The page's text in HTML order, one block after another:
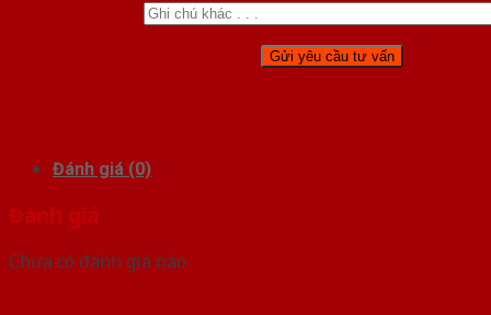
Đánh giá (0)
Đánh giá
Chưa có đánh giá nào.